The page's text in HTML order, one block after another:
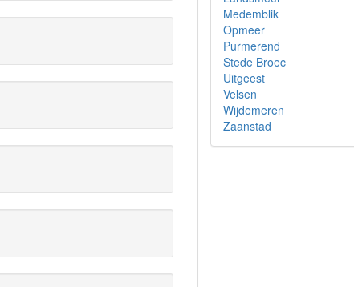
Medemblik
Opmeer
Purmerend
Stede Broec
Uitgeest
Velsen
Wijdemeren
Zaanstad